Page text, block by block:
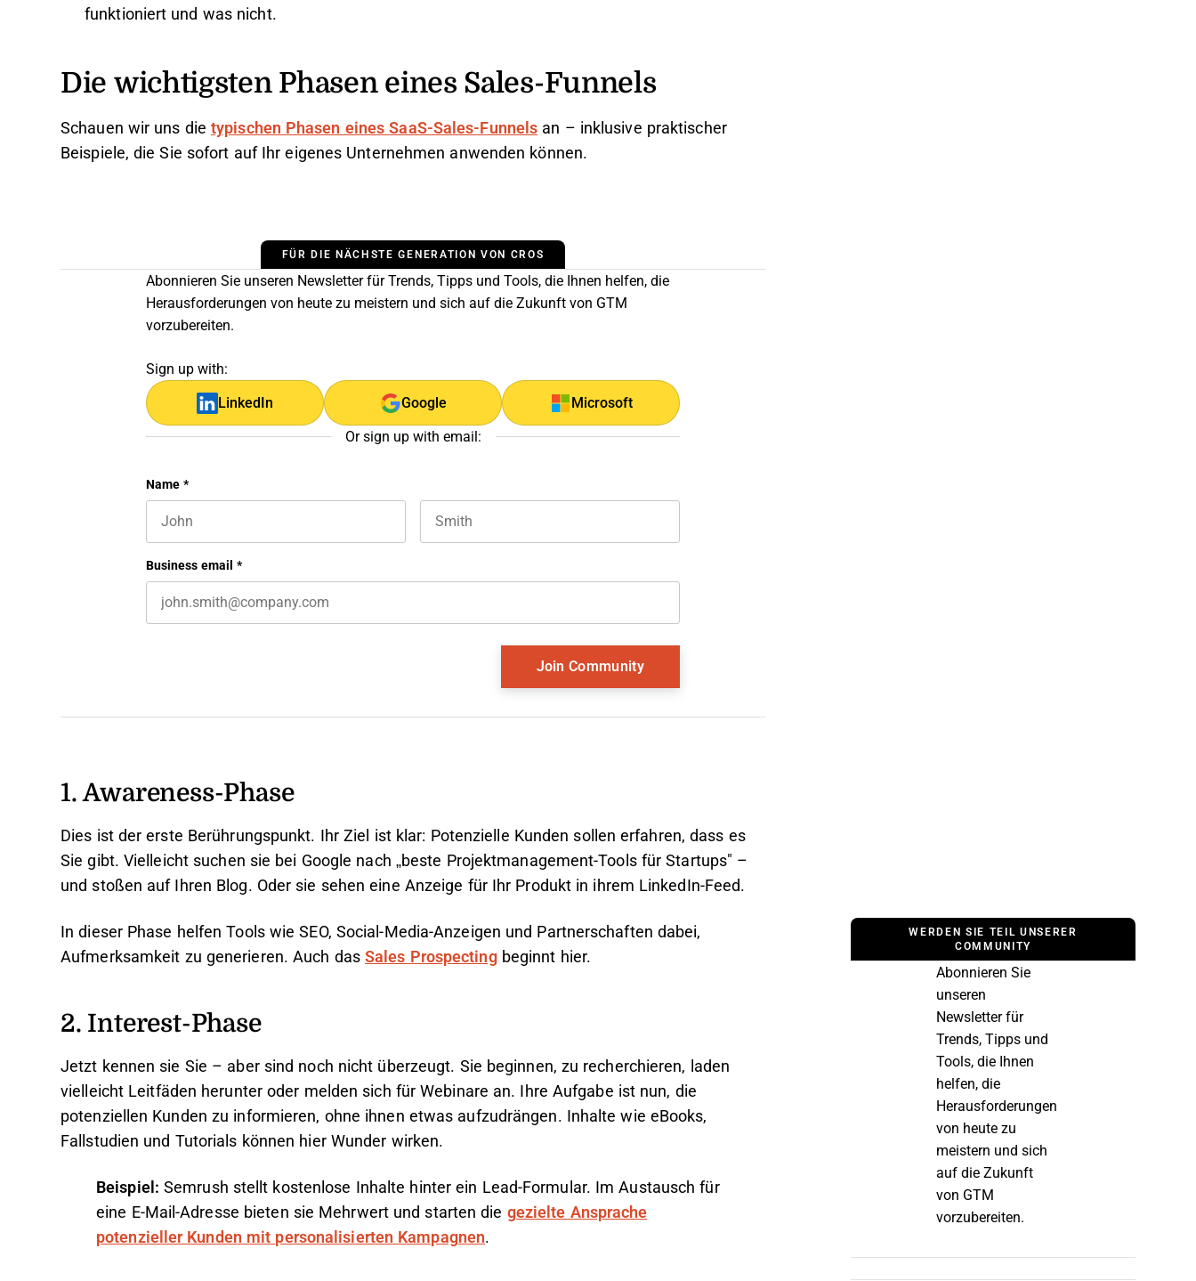
funktioniert und was nicht.
Die wichtigsten Phasen eines Sales-Funnels
Schauen wir uns die typischen Phasen eines SaaS-Sales-Funnels an – inklusive praktischer
Beispiele, die Sie sofort auf Ihr eigenes Unternehmen anwenden können.
FÜR DIE NÄCHSTE GENERATION VON CROS
Abonnieren Sie unseren Newsletter für Trends, Tipps und Tools, die Ihnen helfen, die
Herausforderungen von heute zu meistern und sich auf die Zukunft von GTM
vorzubereiten.
Sign up with:
LinkedIn Google Microsoft
Or sign up with email:
Facebook
This field is for validation purposes and should be left unchanged.
Name *
Business email *
1. Awareness-Phase
Dies ist der erste Berührungspunkt. Ihr Ziel ist klar: Potenzielle Kunden sollen erfahren, dass es
Sie gibt. Vielleicht suchen sie bei Google nach „beste Projektmanagement-Tools für Startups" –
und stoßen auf Ihren Blog. Oder sie sehen eine Anzeige für Ihr Produkt in ihrem LinkedIn-Feed.
In dieser Phase helfen Tools wie SEO, Social-Media-Anzeigen und Partnerschaften dabei,
Aufmerksamkeit zu generieren. Auch das Sales Prospectingbeginnt hier.
2. Interest-Phase
Jetzt kennen sie Sie – aber sind noch nicht überzeugt. Sie beginnen, zu recherchieren, laden
vielleicht Leitfäden herunter oder melden sich für Webinare an. Ihre Aufgabe ist nun, die
potenziellen Kunden zu informieren, ohne ihnen etwas aufzudrängen. Inhalte wie eBooks,
Fallstudien und Tutorials können hier Wunder wirken.
Beispiel: Semrush stellt kostenlose Inhalte hinter ein Lead-Formular. Im Austausch für
eine E-Mail-Adresse bieten sie Mehrwert und starten die gezielte Ansprache
potenzieller Kunden mit personalisierten Kampagnen.
WERDEN SIE TEIL UNSERER
COMMUNITY
Abonnieren Sie
unseren
Newsletter für
Trends, Tipps und
Tools, die Ihnen
helfen, die
Herausforderungen
von heute zu
meistern und sich
auf die Zukunft
von GTM
vorzubereiten.